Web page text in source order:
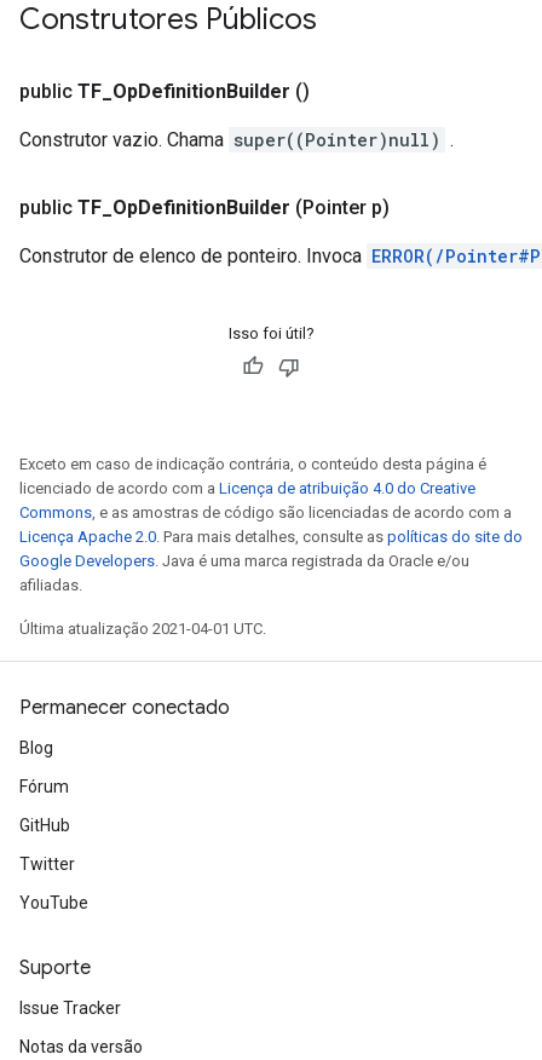
Construtores Públicos
public TF OpDefinitionBuilder ()
Construtor vazio. Chama super((Pointer)null) .
public TF OpDefinitionBuilder (Pointer p)
Construtor de elenco de ponteiro. Invoca ERROR(/
Isso foi útil?
Exceto em caso de indicação contrária, o conteúdo desta página é
licenciado de acordo com a Licença de atribuição 4.0 do Creative
Commons, e as amostras de código são licenciadas de acordo com a
Licença Apache 2.0. Para mais detalhes, consulte as políticas do site do
Google Developers. Java é uma marca registrada da Oracle e/ou
afiliadas.
Última atualização 2021-04-01 UTC.
Permanecer conectado
Blog
Fórum
GitHub
Twitter
YouTube
Suporte
Issue Tracker
Notas da versão